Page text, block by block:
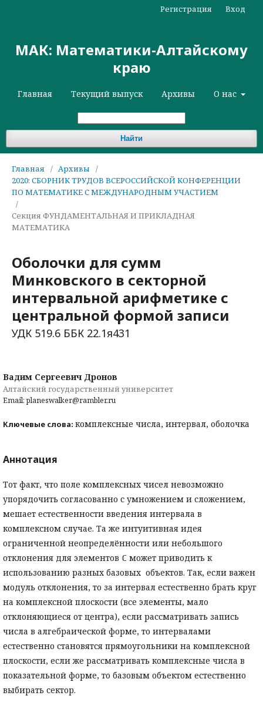
МАК: Математики-Алтайскому
краю
Главная Текущий выпуск Архивы О нас
Найти
Регистрация Вход
Главная / Архивы
/
2020: СБОРНИК ТРУДОВ ВСЕРОССИЙСКОЙ КОНФЕРЕНЦИИ
ПО МАТЕМАТИКЕ С МЕЖДУНАРОДНЫМ УЧАСТИЕМ
/
Секция ФУНДАМЕНТАЛЬНАЯ И ПРИКЛАДНАЯ
МАТЕМАТИКА
Оболочки для сумм
Минковского в секторной
интервальной арифметике с
центральной формой записи
УДК 519.6 ББК 22.1я431
Вадим Сергеевич Дронов
Алтайский государственный университет
Email: planeswalker@rambler.ru
Ключевые слова: комплексные числа, интервал, оболочка
Аннотация
Тот факт, что поле комплексных чисел невозможно
упорядочить согласованно с умножением и сложением,
мешает естественности введения интервала в
комплексном случае. Та же интуитивная идея
ограниченной неопределённости или небольшого
отклонения для элементов ℂ может приводить к
использованию разных базовых объектов. Так, если важен
модуль отклонения, то за интервал естественно брать круг
на комплексной плоскости (все элементы, мало
отклоняющиеся от центра), если рассматривать запись
числа в алгебраической форме, то интервалами
естественно становятся прямоугольники на комплексной
плоскости, если же рассматривать комплексные числа в
показательной форме, то базовым объектом естественно
выбирать сектор.